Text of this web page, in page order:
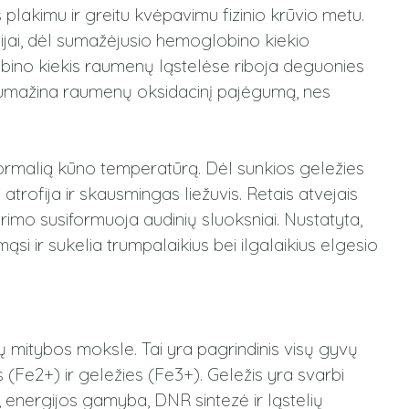
ir greitu kvėpavimu fizinio krūvio metu.
dėl sumažėjusio hemoglobino kiekio
kiekis raumenų ląstelėse riboja deguonies
raumenų oksidacinį pajėgumą, nes
kūno temperatūrą. Dėl sunkios geležies
ir skausmingas liežuvis. Retais atvejais
susiformuoja audinių sluoksniai. Nustatyta,
ir sukelia trumpalaikius bei ilgalaikius elgesio
mitybos moksle. Tai yra pagrindinis visų gyvų
ir geležies (Fe3+). Geležis yra svarbi
gamyba, DNR sintezė ir ląstelių